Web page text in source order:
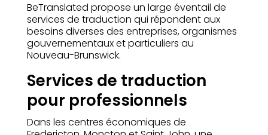
BeTranslated propose un large éventail de
services de traduction qui répondent aux
besoins diverses des entreprises, organismes
gouvernementaux et particuliers au
Nouveau-Brunswick.
Services de traduction
pour professionnels
Dans les centres économiques de